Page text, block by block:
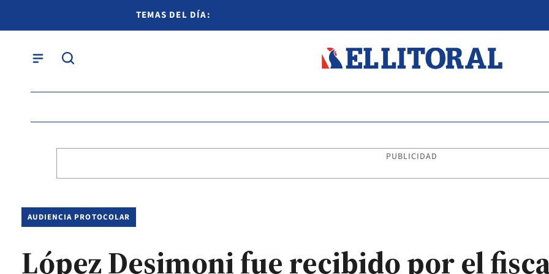
TEMAS DEL DÍA:
PUBLICIDAD
AUDIENCIA PROTOCOLAR
López Desimoni fue recibido por el